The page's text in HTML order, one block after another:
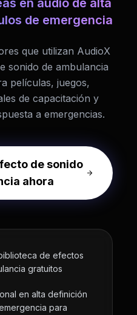
en audio de alta
de emergencia
que utilizan AudioX
sonido de ambulancia
películas, juegos,
de capacitación y
a emergencias.
de sonido
ahora
de efectos
gratuitos
en alta definición
para